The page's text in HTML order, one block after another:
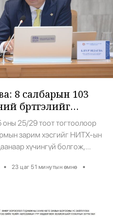
8 салбарын 103
бүртгэлийг
бизнес эрхлэхэд
бүрдэнэ
25/29 тоот тогтоолоор
зарим хэсгийг НИТХ-ын
хүчингүй болгож,
эрхлэгчдийг чөлөөллөө.
дарга бөгөөд Улаанбаатар
өнцгөөс шийдвэрүүдээ гаргаж
• 23 цаг 51 минутын өмнө •